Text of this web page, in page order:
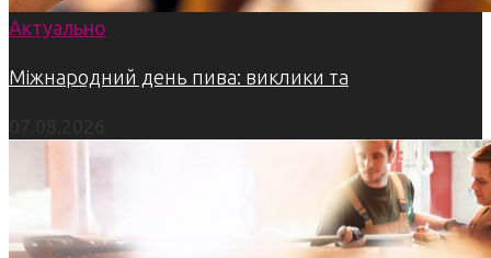
Актуально
Міжнародний день пива: виклики та